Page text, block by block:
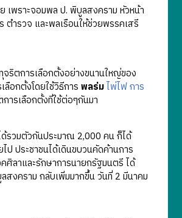
เพราะจอมพล ป. พิบูลสงคราม หัวหน้า
ตำรวจ และพลเรือนให้ช่วยพรรคเสรี
ริตการเลือกตั้งอย่างขนานใหญ่ของ
อกตั้งโดยใช้วิธีการ พลร่มไพ่ไฟการ
ารเลือกตั้งที่ใช้ต่อๆกันมา
รวมตัวกันประมาณ 2,000 คน ก็ได้
ป ประชาชนได้เดินขบวนคัดค้านการ
ศิลาและรักษาการนายกรัฐมนตรี ได้
สงคราม กลับเพิ่มมากขึ้น วันที่ 2 มีนาคม